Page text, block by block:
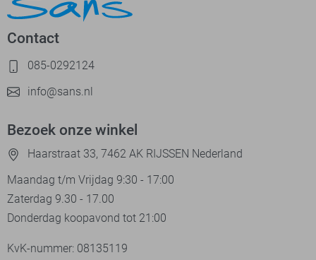
Contact
085-0292124
info@sans.nl
Bezoek onze winkel
Haarstraat 33, 7462 AK RIJSSEN Nederland
Maandag t/m Vrijdag 9:30 - 17:00
Zaterdag 9.30 - 17.00
Donderdag koopavond tot 21:00
KvK-nummer: 08135119